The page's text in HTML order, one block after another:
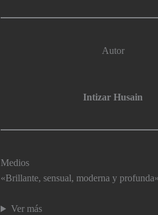
Autor
Intizar Husain
Medios
«Brillante, sensual, moderna y
Ver más